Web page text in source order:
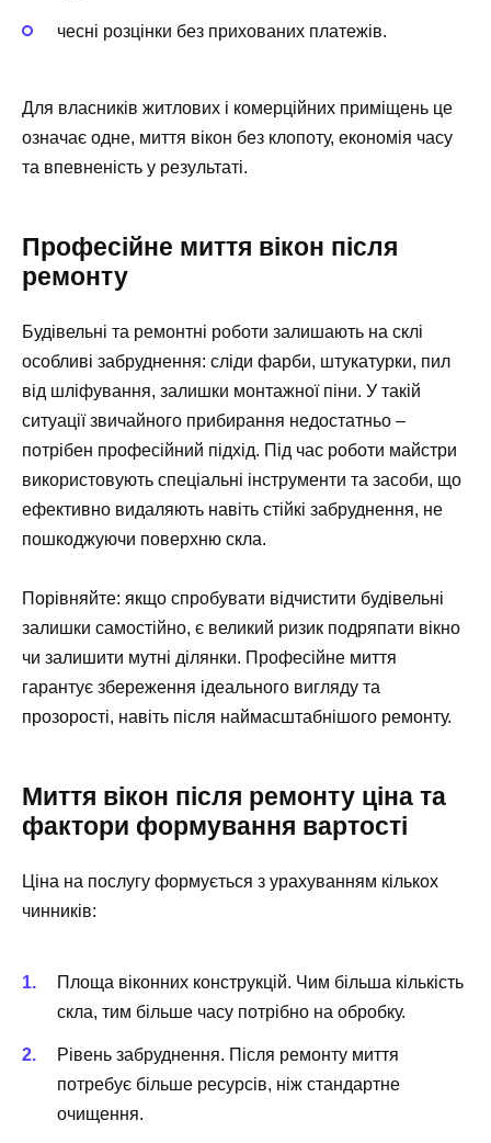
чесні розцінки без прихованих платежів.
Для власників житлових і комерційних приміщень це
означає одне, миття вікон без клопоту, економія часу
та впевненість у результаті.
Професійне миття вікон після
ремонту
Будівельні та ремонтні роботи залишають на склі
особливі забруднення: сліди фарби, штукатурки, пил
від шліфування, залишки монтажної піни. У такій
ситуації звичайного прибирання недостатньо –
потрібен професійний підхід. Під час роботи майстри
використовують спеціальні інструменти та засоби, що
ефективно видаляють навіть стійкі забруднення, не
пошкоджуючи поверхню скла.
Порівняйте: якщо спробувати відчистити будівельні
залишки самостійно, є великий ризик подряпати вікно
чи залишити мутні ділянки. Професійне миття
гарантує збереження ідеального вигляду та
прозорості, навіть після наймасштабнішого ремонту.
Миття вікон після ремонту ціна та
фактори формування вартості
Ціна на послугу формується з урахуванням кількох
чинників:
Площа віконних конструкцій. Чим більша кількість
скла, тим більше часу потрібно на обробку.
Рівень забруднення. Після ремонту миття
потребує більше ресурсів, ніж стандартне
очищення.